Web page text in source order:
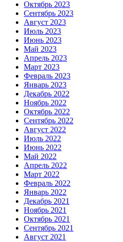
Октябрь 2023
Сентябрь 2023
Август 2023
Июль 2023
Июнь 2023
Май 2023
Апрель 2023
Март 2023
Февраль 2023
Январь 2023
Декабрь 2022
Ноябрь 2022
Октябрь 2022
Сентябрь 2022
Август 2022
Июль 2022
Июнь 2022
Май 2022
Апрель 2022
Март 2022
Февраль 2022
Январь 2022
Декабрь 2021
Ноябрь 2021
Октябрь 2021
Сентябрь 2021
Август 2021